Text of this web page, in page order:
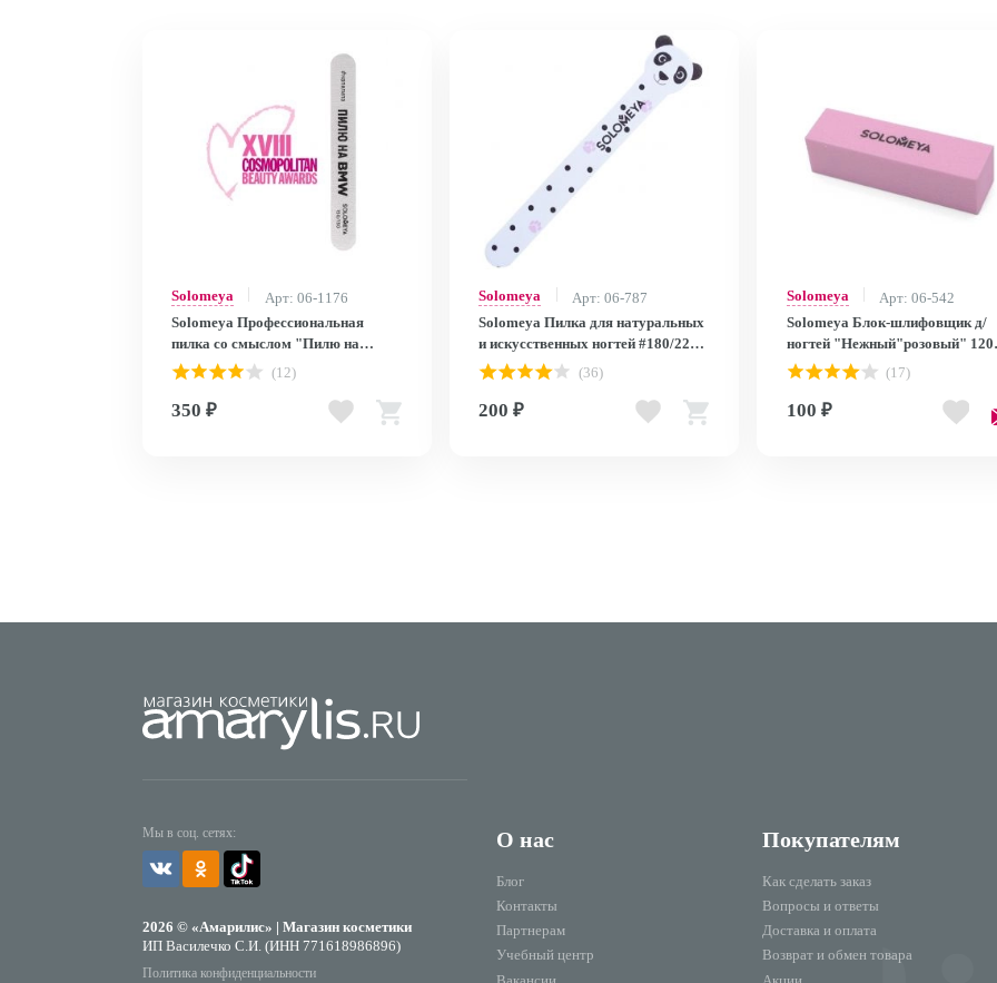
Solomeya
Арт: 06-1176
Solomeya Профессиональная
пилка со смыслом "Пилю на
BMW", 150/150 грит Professional
File Deluxe Premium Zebra 150/150
(12)
350 ₽
Solomeya
Арт: 06-787
Solomeya Пилка для натуральных
и искусственных ногтей #180/220
"Панда"/Panda Nail File 96425
(36)
200 ₽
Solomeya
Арт: 06-542
Solomeya Блок-шлифовщик д/
ногтей "Нежный"розовый" 120
грит/Delicate Pink Sanding Block
(17)
100 ₽
Мы в соц. сетях:
2026 © «Амарилис» | Магазин косметики
ИП Василечко С.И. (ИНН 771618986896)
Политика конфиденциальности
О нас
Блог
Контакты
Партнерам
Учебный центр
Покупателям
Как сделать заказ
Вопросы и ответы
Доставка и оплата
Возврат и обмен товара